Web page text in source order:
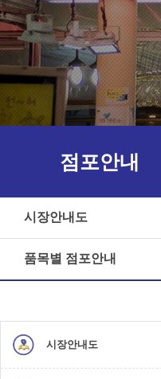
점포안내
시장안내도
품목별 점포안내
시장안내도